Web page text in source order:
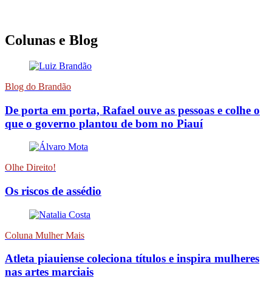
Colunas e Blog
Blog do Brandão
De porta em porta, Rafael ouve as pessoas e colhe o
que o governo plantou de bom no Piauí
Olhe Direito!
Os riscos de assédio
Coluna Mulher Mais
Atleta piauiense coleciona títulos e inspira mulheres
nas artes marciais